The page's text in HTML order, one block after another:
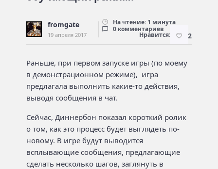
fromgate
19 апреля 2017
На чтение: 1 минута
0 комментариев
Нравится: 2
Раньше, при первом запуске игры (по моему
в демонстрационном режиме), игра
предлагала выполнить какие-то действия,
выводя сообщения в чат.
Сейчас, Диннербон показал короткий ролик
о том, как это процесс будет выглядеть по-
новому. В игре будут выводится
всплывающие сообщения, предлагающие
сделать несколько шагов, заглянуть в